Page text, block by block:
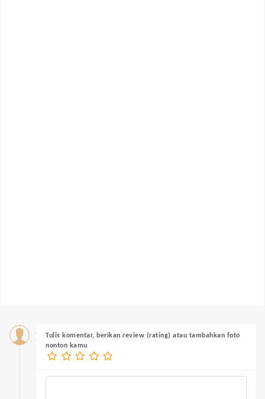
Tulis komentar, berikan review (rating) atau tambahkan foto
nonton kamu